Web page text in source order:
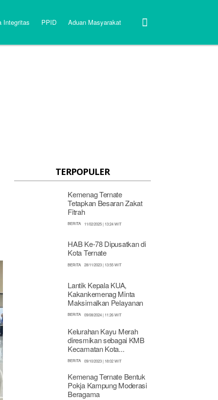
Integritas PPID Aduan Masyarakat
TERPOPULER
Kemenag Ternate
Tetapkan Besaran Zakat
Fitrah
BERITA 11/02/2025 | 13:24 WIT
HAB Ke-78 Dipusatkan di
Kota Ternate
BERITA 28/11/2023 | 13:55 WIT
Lantik Kepala KUA,
Kakankemenag Minta
Maksimalkan Pelayanan
BERITA 09/08/2024 | 11:26 WIT
Kelurahan Kayu Merah
diresmikan sebagai KMB
Kecamatan Kota...
BERITA 09/10/2023 | 18:02 WIT
Kemenag Ternate Bentuk
Pokja Kampung Moderasi
Beragama